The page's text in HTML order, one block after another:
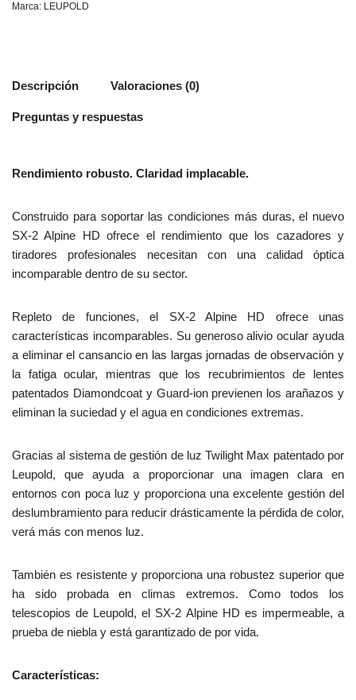
Marca: LEUPOLD
Descripción Valoraciones (0)
Preguntas y respuestas
Rendimiento robusto. Claridad implacable.
Construido para soportar las condiciones más duras, el nuevo
SX-2 Alpine HD ofrece el rendimiento que los cazadores y
tiradores profesionales necesitan con una calidad óptica
incomparable dentro de su sector.
Repleto de funciones, el SX-2 Alpine HD ofrece unas
características incomparables. Su generoso alivio ocular ayuda
a eliminar el cansancio en las largas jornadas de observación y
la fatiga ocular, mientras que los recubrimientos de lentes
patentados Diamondcoat y Guard-ion previenen los arañazos y
eliminan la suciedad y el agua en condiciones extremas.
Gracias al sistema de gestión de luz Twilight Max patentado por
Leupold, que ayuda a proporcionar una imagen clara en
entornos con poca luz y proporciona una excelente gestión del
deslumbramiento para reducir drásticamente la pérdida de color,
verá más con menos luz.
También es resistente y proporciona una robustez superior que
ha sido probada en climas extremos. Como todos los
telescopios de Leupold, el SX-2 Alpine HD es impermeable, a
prueba de niebla y está garantizado de por vida.
Características: